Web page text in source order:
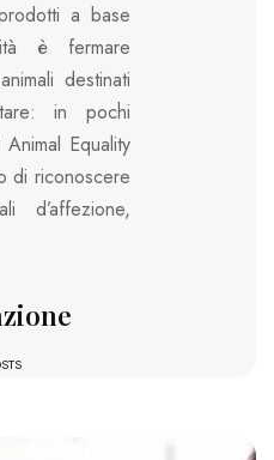
a base
è fermare
destinati
in pochi
Equality
di riconoscere
d’affezione,